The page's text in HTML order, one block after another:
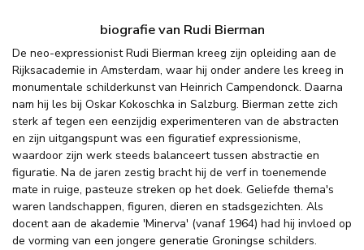
biografie van Rudi Bierman
De neo-expressionist Rudi Bierman kreeg zijn opleiding aan de
Rijksacademie in Amsterdam, waar hij onder andere les kreeg in
monumentale schilderkunst van Heinrich Campendonck. Daarna
nam hij les bij Oskar Kokoschka in Salzburg. Bierman zette zich
sterk af tegen een eenzijdig experimenteren van de abstracten
en zijn uitgangspunt was een figuratief expressionisme,
waardoor zijn werk steeds balanceert tussen abstractie en
figuratie. Na de jaren zestig bracht hij de verf in toenemende
mate in ruige, pasteuze streken op het doek. Geliefde thema's
waren landschappen, figuren, dieren en stadsgezichten. Als
docent aan de akademie 'Minerva' (vanaf 1964) had hij invloed op
de vorming van een jongere generatie Groningse schilders.